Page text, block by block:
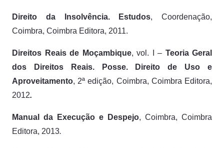
Direito da Insolvência. Estudos, Coordenação,
Coimbra, Coimbra Editora, 2011.
Direitos Reais de Moçambique, vol. I – Teoria Geral
dos Direitos Reais. Posse. Direito de Uso e
Aproveitamento, 2ª edição, Coimbra, Coimbra Editora,
2012.
Manual da Execução e Despejo, Coimbra, Coimbra
Editora, 2013.